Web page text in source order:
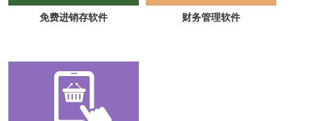
免费进销存软件 财务管理软件